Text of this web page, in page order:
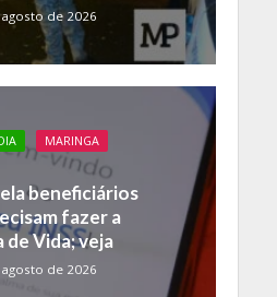
de 2026
MARINGA
beneficiários
fazer a
de Vida; veja
de 2026